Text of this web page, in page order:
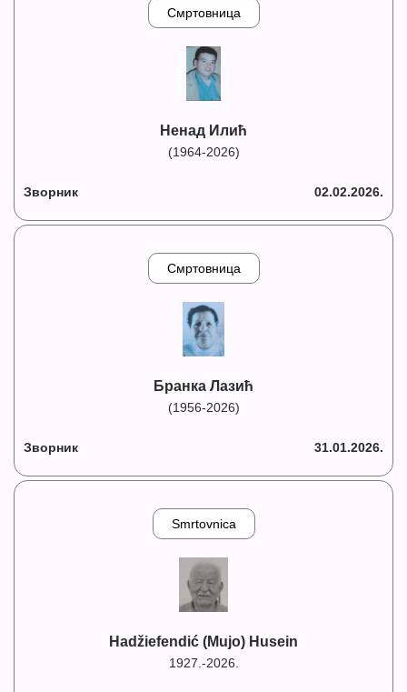
Смртовница
Ненад Илић
(1964-2026)
Зворник 02.02.2026.
Смртовница
Бранка Лазић
(1956-2026)
Зворник 31.01.2026.
Smrtovnica
Hadžiefendić (Mujo) Husein
1927.-2026.